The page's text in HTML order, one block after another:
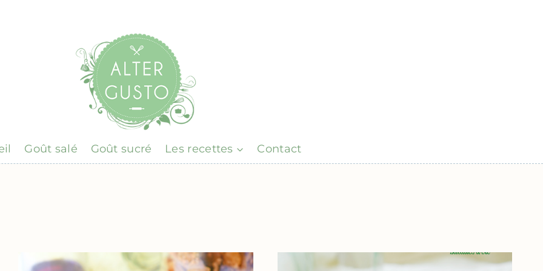
Goût salé Goût sucré Les recettes Contact